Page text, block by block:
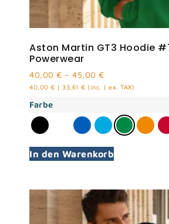
Aston Martin GT3 Hoodie
Powerwear
40,00 € – 45,00 €
40,00 € | 33,61 € (inc. | ex. TAX)
Farbe
In den Warenkorb